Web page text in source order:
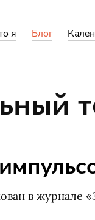
я Блог
в журнале «